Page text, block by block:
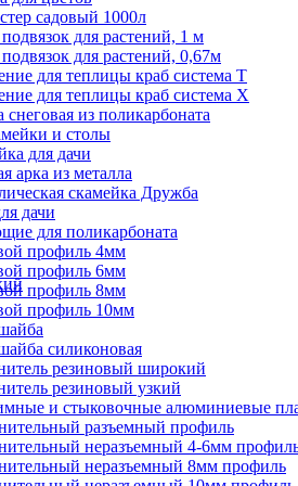
садовый 1000л
для растений, 1 м
для растений, 0,67м
для теплицы краб система Т
для теплицы краб система Х
снеговая из поликарбоната
и столы
для дачи
арка из металла
скамейка Дружба
дачи
для поликарбоната
профиль 4мм
профиль 6мм
профиль 8мм
профиль 10мм
силиконовая
резиновый широкий
резиновый узкий
и стыковочные алюминиевые
разъемный профиль
неразъемный 4-6мм
неразъемный 8мм профиль